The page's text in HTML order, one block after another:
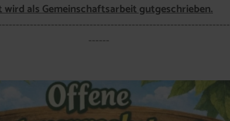
wird als Gemeinschaftsarbeit gutgeschrieben.
------